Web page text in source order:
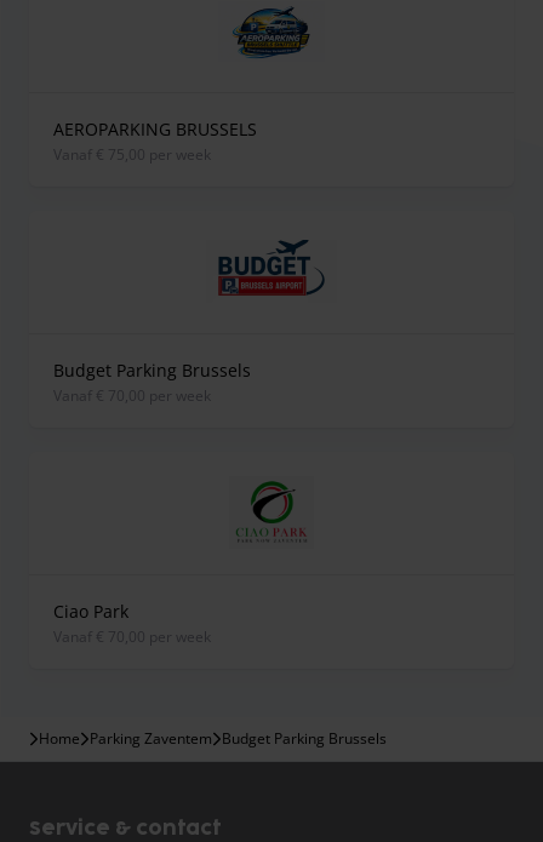
AEROPARKING BRUSSELS
vanaf € 75,00 per week
Budget Parking Brussels
vanaf € 70,00 per week
Ciao Park
vanaf € 70,00 per week
Home Parking Zaventem Budget Parking Brussels
Service & contact